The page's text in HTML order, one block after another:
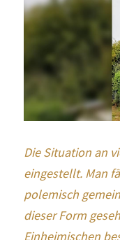
Die Situation an
eingestellt. Man
polemisch
dieser Form
Einheimischen